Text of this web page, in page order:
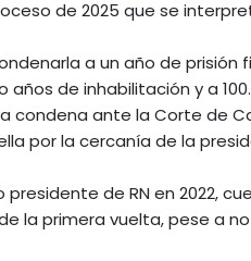
de 2025 que se
a un año de prisión
de inhabilitación y a
condena ante la Corte de
por la cercanía de la
de RN en 2022,
la primera vuelta, pese a no